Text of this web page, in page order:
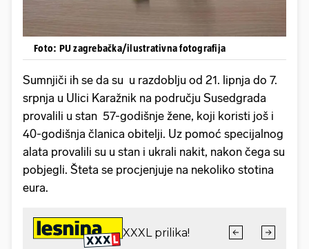
Foto: PU zagrebačka/ilustrativna fotografija
Sumnjiči ih se da su u razdoblju od 21. lipnja do 7.
srpnja u Ulici Karažnik na području Susedgrada
provalili u stan 57-godišnje žene, koji koristi još i
40-godišnja članica obitelji. Uz pomoć specijalnog
alata provalili su u stan i ukrali nakit, nakon čega su
pobjegli. Šteta se procjenjuje na nekoliko stotina
eura.